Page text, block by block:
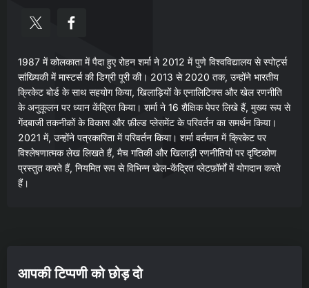
1987 में कोलकाता में पैदा हुए रोहन शर्मा ने 2012 में पुणे विश्वविद्यालय से स्पोर्ट्स
सांख्यिकी में मास्टर्स की डिग्री पूरी की। 2013 से 2020 तक, उन्होंने भारतीय
क्रिकेट बोर्ड के साथ सहयोग किया, खिलाड़ियों के एनालिटिक्स और खेल रणनीति
के अनुकूलन पर ध्यान केंद्रित किया। शर्मा ने 16 शैक्षिक पेपर लिखे हैं, मुख्य रूप से
गेंदबाजी तकनीकों के विकास और फ़ील्ड प्लेसमेंट के परिवर्तन का समर्थन किया।
2021 में, उन्होंने पत्रकारिता में परिवर्तन किया। शर्मा वर्तमान में क्रिकेट पर
विश्लेषणात्मक लेख लिखते हैं, मैच गतिकी और खिलाड़ी रणनीतियों पर दृष्टिकोण
प्रस्तुत करते हैं, नियमित रूप से विभिन्न खेल-केंद्रित प्लेटफ़ॉर्मों में योगदान करते
हैं।
आपकी टिप्पणी को छोड़ दो